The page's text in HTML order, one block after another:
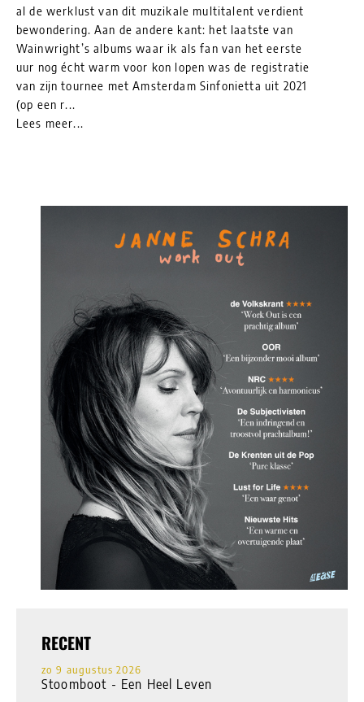
al de werklust van dit muzikale multitalent verdient
bewondering. Aan de andere kant: het laatste van
Wainwright’s albums waar ik als fan van het eerste
uur nog écht warm voor kon lopen was de registratie
van zijn tournee met Amsterdam Sinfonietta uit 2021
(op een r...
Lees meer...
RECENT
zo 9 augustus 2026
Stoomboot - Een Heel Leven